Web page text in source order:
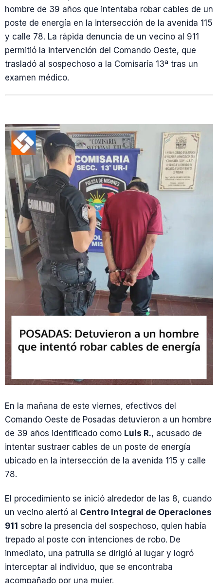
hombre de 39 años que intentaba robar cables de un
poste de energía en la intersección de la avenida 115
y calle 78. La rápida denuncia de un vecino al 911
permitió la intervención del Comando Oeste, que
trasladó al sospechoso a la Comisaría 13ª tras un
examen médico.
En la mañana de este viernes, efectivos del
Comando Oeste de Posadas detuvieron a un hombre
de 39 años identificado como Luis R., acusado de
intentar sustraer cables de un poste de energía
ubicado en la intersección de la avenida 115 y calle
78.
El procedimiento se inició alrededor de las 8, cuando
un vecino alertó al Centro Integral de Operaciones
911 sobre la presencia del sospechoso, quien había
trepado al poste con intenciones de robo. De
inmediato, una patrulla se dirigió al lugar y logró
interceptar al individuo, que se encontraba
acompañado por una mujer.